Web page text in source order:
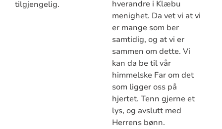
tilgjengelig.
hverandre i Klæbu
menighet. Da vet vi at vi
er mange som ber
samtidig, og at vi er
sammen om dette. Vi
kan da be til vår
himmelske Far om det
som ligger oss på
hjertet. Tenn gjerne et
lys, og avslutt med
Herrens bønn.